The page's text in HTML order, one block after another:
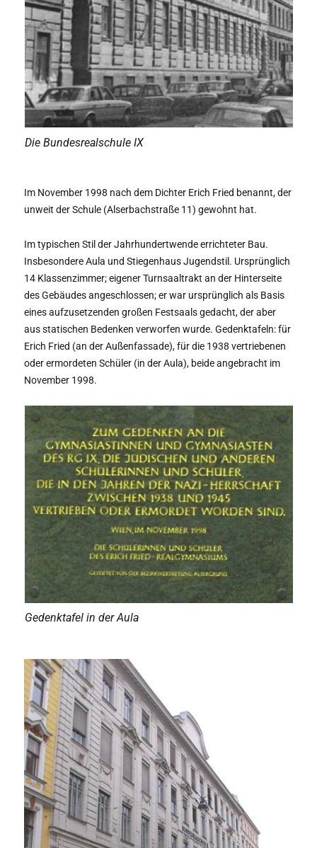
Die Bundesrealschule IX
Im November 1998 nach dem Dichter Erich Fried benannt, der
unweit der Schule (Alserbachstraße 11) gewohnt hat.
Im typischen Stil der Jahrhundertwende errichteter Bau.
Insbesondere Aula und Stiegenhaus Jugendstil. Ursprünglich
14 Klassenzimmer; eigener Turnsaaltrakt an der Hinterseite
des Gebäudes angeschlossen; er war ursprünglich als Basis
eines aufzusetzenden großen Festsaals gedacht, der aber
aus statischen Bedenken verworfen wurde. Gedenktafeln: für
Erich Fried (an der Außenfassade), für die 1938 vertriebenen
oder ermordeten Schüler (in der Aula), beide angebracht im
November 1998.
Gedenktafel in der Aula